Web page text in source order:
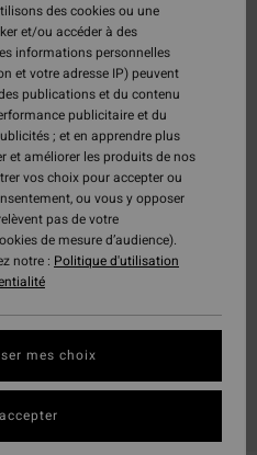
des cookies ou une
et/ou accéder à des
informations personnelles
et votre adresse IP) peuvent
publications et du contenu
publicitaire et du
; et en apprendre plus
et améliorer les produits de nos
vos choix pour accepter ou
ou vous y opposer
pas de votre
de mesure d’audience).
notre : Politique d'utilisation
mes choix